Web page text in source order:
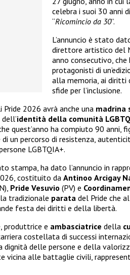
celebra i suoi 30 anni
“Ricomincio da 30”.
L’annuncio è stato
direttore artistico del
anno consecutivo,
protagonisti di
alla memoria, ai diritti
sfide per l’inclusione.
Pride 2026 avrà anche una madrina
identità della comunità
quest’anno ha compiuto 90 anni,
un percorso di resistenza,
LGBTQIA+.
stampa, ha dato l’annuncio in
costituito da Antinoo Arcigay
Pride Vesuvio (PV) e
tradizionale parata del Pride che
festa dei diritti e della libertà.
produttrice e ambasciatrice della
costellata di successi
dignità delle persone e della
vicina alle battaglie civili,